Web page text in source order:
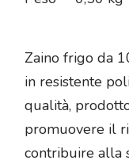
Zaino frigo da
in resistente
qualità,
promuovere il
contribuire alla